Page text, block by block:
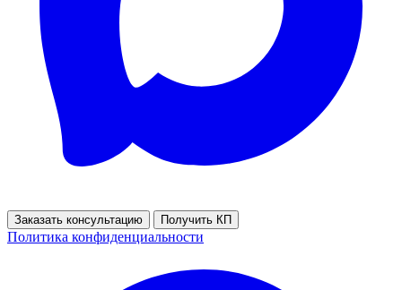
Заказать консультацию Получить КП
Политика конфиденциальности